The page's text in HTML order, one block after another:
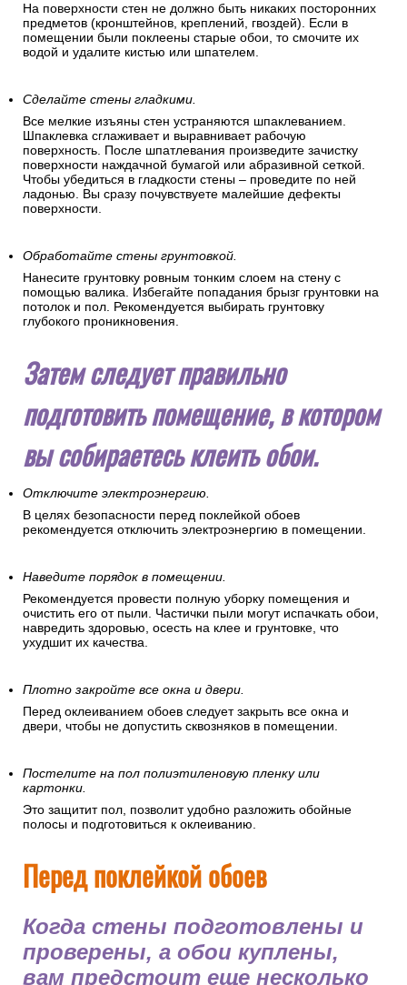
На поверхности стен не должно быть никаких посторонних
предметов (кронштейнов, креплений, гвоздей). Если в
помещении были поклеены старые обои, то смочите их
водой и удалите кистью или шпателем.
Сделайте стены гладкими.
Все мелкие изъяны стен устраняются шпаклеванием.
Шпаклевка сглаживает и выравнивает рабочую
поверхность. После шпатлевания произведите зачистку
поверхности наждачной бумагой или абразивной сеткой.
Чтобы убедиться в гладкости стены – проведите по ней
ладонью. Вы сразу почувствуете малейшие дефекты
поверхности.
Обработайте стены грунтовкой.
Нанесите грунтовку ровным тонким слоем на стену с
помощью валика. Избегайте попадания брызг грунтовки на
потолок и пол. Рекомендуется выбирать грунтовку
глубокого проникновения.
Затем следует правильно
подготовить помещение, в котором
вы собираетесь клеить обои.
Отключите электроэнергию.
В целях безопасности перед поклейкой обоев
рекомендуется отключить электроэнергию в помещении.
Наведите порядок в помещении.
Рекомендуется провести полную уборку помещения и
очистить его от пыли. Частички пыли могут испачкать обои,
навредить здоровью, осесть на клее и грунтовке, что
ухудшит их качества.
Плотно закройте все окна и двери.
Перед оклеиванием обоев следует закрыть все окна и
двери, чтобы не допустить сквозняков в помещении.
Постелите на пол полиэтиленовую пленку или
картонки.
Это защитит пол, позволит удобно разложить обойные
полосы и подготовиться к оклеиванию.
Перед поклейкой обоев
Когда стены подготовлены и
проверены, а обои куплены,
вам предстоит еще несколько